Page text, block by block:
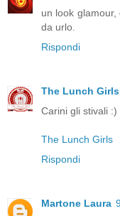
un look
da urlo.
Rispondi
The Lunch Girls
Carini gli stivali :)
The Lunch Girls
Rispondi
Martone Laura